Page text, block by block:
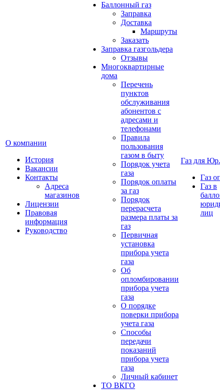
О компании
История
Вакансии
Контакты
Адреса
магазинов
Лицензии
Правовая
информация
Руководство
Баллонный газ
Заправка
Доставка
Маршруты
Заказать
Заправка газгольдера
Отзывы
Многоквартирные
дома
Перечень
пунктов
обслуживания
абонентов с
адресами и
телефонами
Правила
пользования
газом в быту
Порядок учета
газа
Порядок оплаты
за газ
Порядок
перерасчета
размера платы за
газ
Первичная
установка
прибора учета
газа
Об
опломбировании
прибора учета
газа
О порядке
поверки прибора
учета газа
Способы
передачи
показаний
прибора учета
газа
Личный кабинет
ТО ВКГО
Газ для
Газ
Газ в
лиц